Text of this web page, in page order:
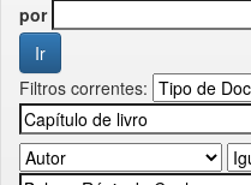
por
Filtros correntes: